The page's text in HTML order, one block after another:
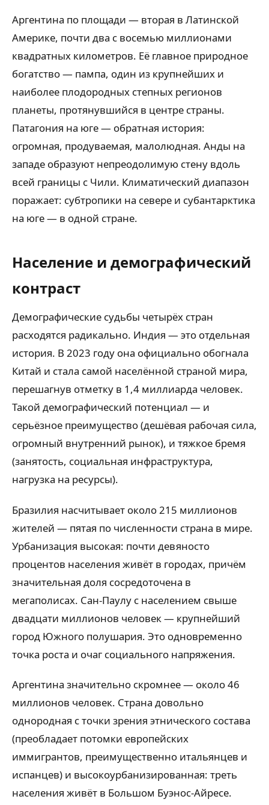
Аргентина по площади — вторая в Латинской
Америке, почти два с восемью миллионами
квадратных километров. Её главное природное
богатство — пампа, один из крупнейших и
наиболее плодородных степных регионов
планеты, протянувшийся в центре страны.
Патагония на юге — обратная история:
огромная, продуваемая, малолюдная. Анды на
западе образуют непреодолимую стену вдоль
всей границы с Чили. Климатический диапазон
поражает: субтропики на севере и субантарктика
на юге — в одной стране.
Население и демографический
контраст
Демографические судьбы четырёх стран
расходятся радикально. Индия — это отдельная
история. В 2023 году она официально обогнала
Китай и стала самой населённой страной мира,
перешагнув отметку в 1,4 миллиарда человек.
Такой демографический потенциал — и
серьёзное преимущество (дешёвая рабочая сила,
огромный внутренний рынок), и тяжкое бремя
(занятость, социальная инфраструктура,
нагрузка на ресурсы).
Бразилия насчитывает около 215 миллионов
жителей — пятая по численности страна в мире.
Урбанизация высокая: почти девяносто
процентов населения живёт в городах, причём
значительная доля сосредоточена в
мегаполисах. Сан-Паулу с населением свыше
двадцати миллионов человек — крупнейший
город Южного полушария. Это одновременно
точка роста и очаг социального напряжения.
Аргентина значительно скромнее — около 46
миллионов человек. Страна довольно
однородная с точки зрения этнического состава
(преобладает потомки европейских
иммигрантов, преимущественно итальянцев и
испанцев) и высокоурбанизированная: треть
населения живёт в Большом Буэнос-Айресе.